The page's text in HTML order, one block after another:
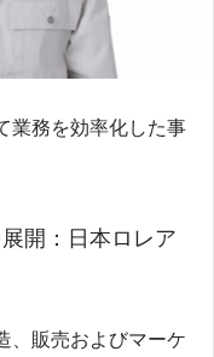
業務を効率化した事
開：日本ロレア
、販売およびマーケ